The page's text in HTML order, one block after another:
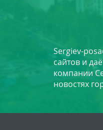
Sergiev-
сайтов и
компании
новостях